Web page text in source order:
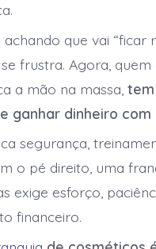
que vai “ficar
frustra. Agora, quem
a mão na massa,
ganhar dinheiro
segurança,
o pé direito, uma
exige esforço,
financeiro.